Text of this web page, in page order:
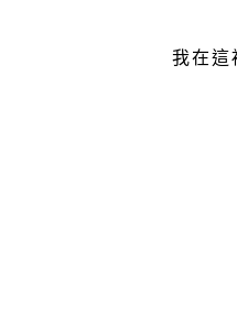
我在